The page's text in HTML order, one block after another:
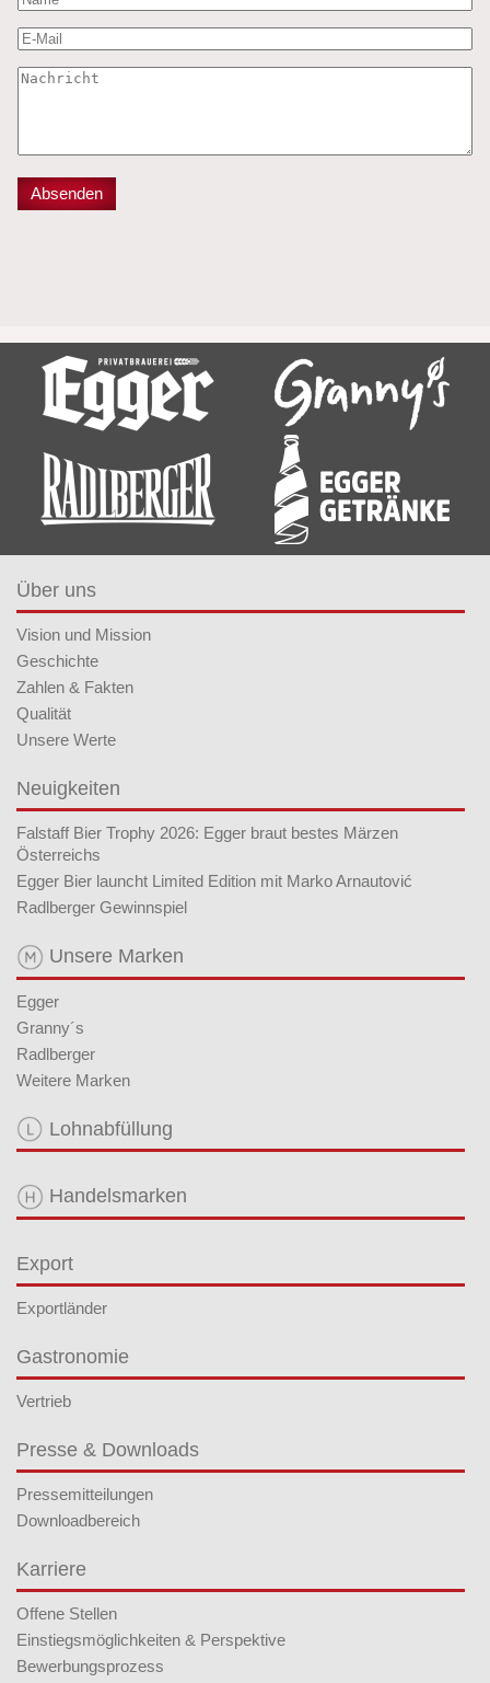
Über uns
Vision und Mission
Geschichte
Zahlen & Fakten
Qualität
Unsere Werte
Neuigkeiten
Falstaff Bier Trophy 2026: Egger braut bestes Märzen
Österreichs
Egger Bier launcht Limited Edition mit Marko Arnautović
Radlberger Gewinnspiel
Unsere Marken
Egger
Granny´s
Radlberger
Weitere Marken
Lohnabfüllung
Handelsmarken
Export
Exportländer
Gastronomie
Vertrieb
Presse & Downloads
Pressemitteilungen
Downloadbereich
Karriere
Offene Stellen
Einstiegsmöglichkeiten & Perspektive
Bewerbungsprozess